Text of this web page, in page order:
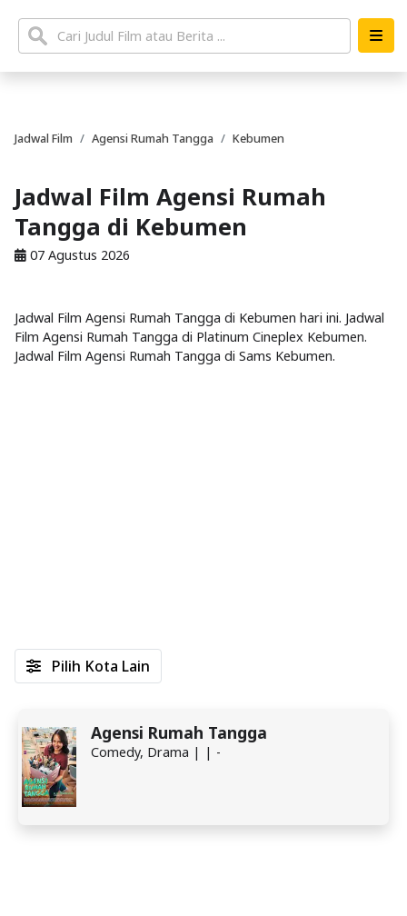
Jadwal Film Agensi Rumah Tangga Kebumen
Jadwal Film Agensi Rumah
Tangga di Kebumen
07 Agustus 2026
Jadwal Film Agensi Rumah Tangga di Kebumen hari ini. Jadwal
Film Agensi Rumah Tangga di Platinum Cineplex Kebumen.
Jadwal Film Agensi Rumah Tangga di Sams Kebumen.
Agensi Rumah Tangga
Comedy, Drama | | -
Pilih Kota Lain